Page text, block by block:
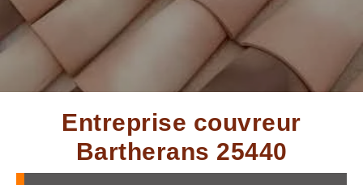
Entreprise couvreur
Bartherans 25440